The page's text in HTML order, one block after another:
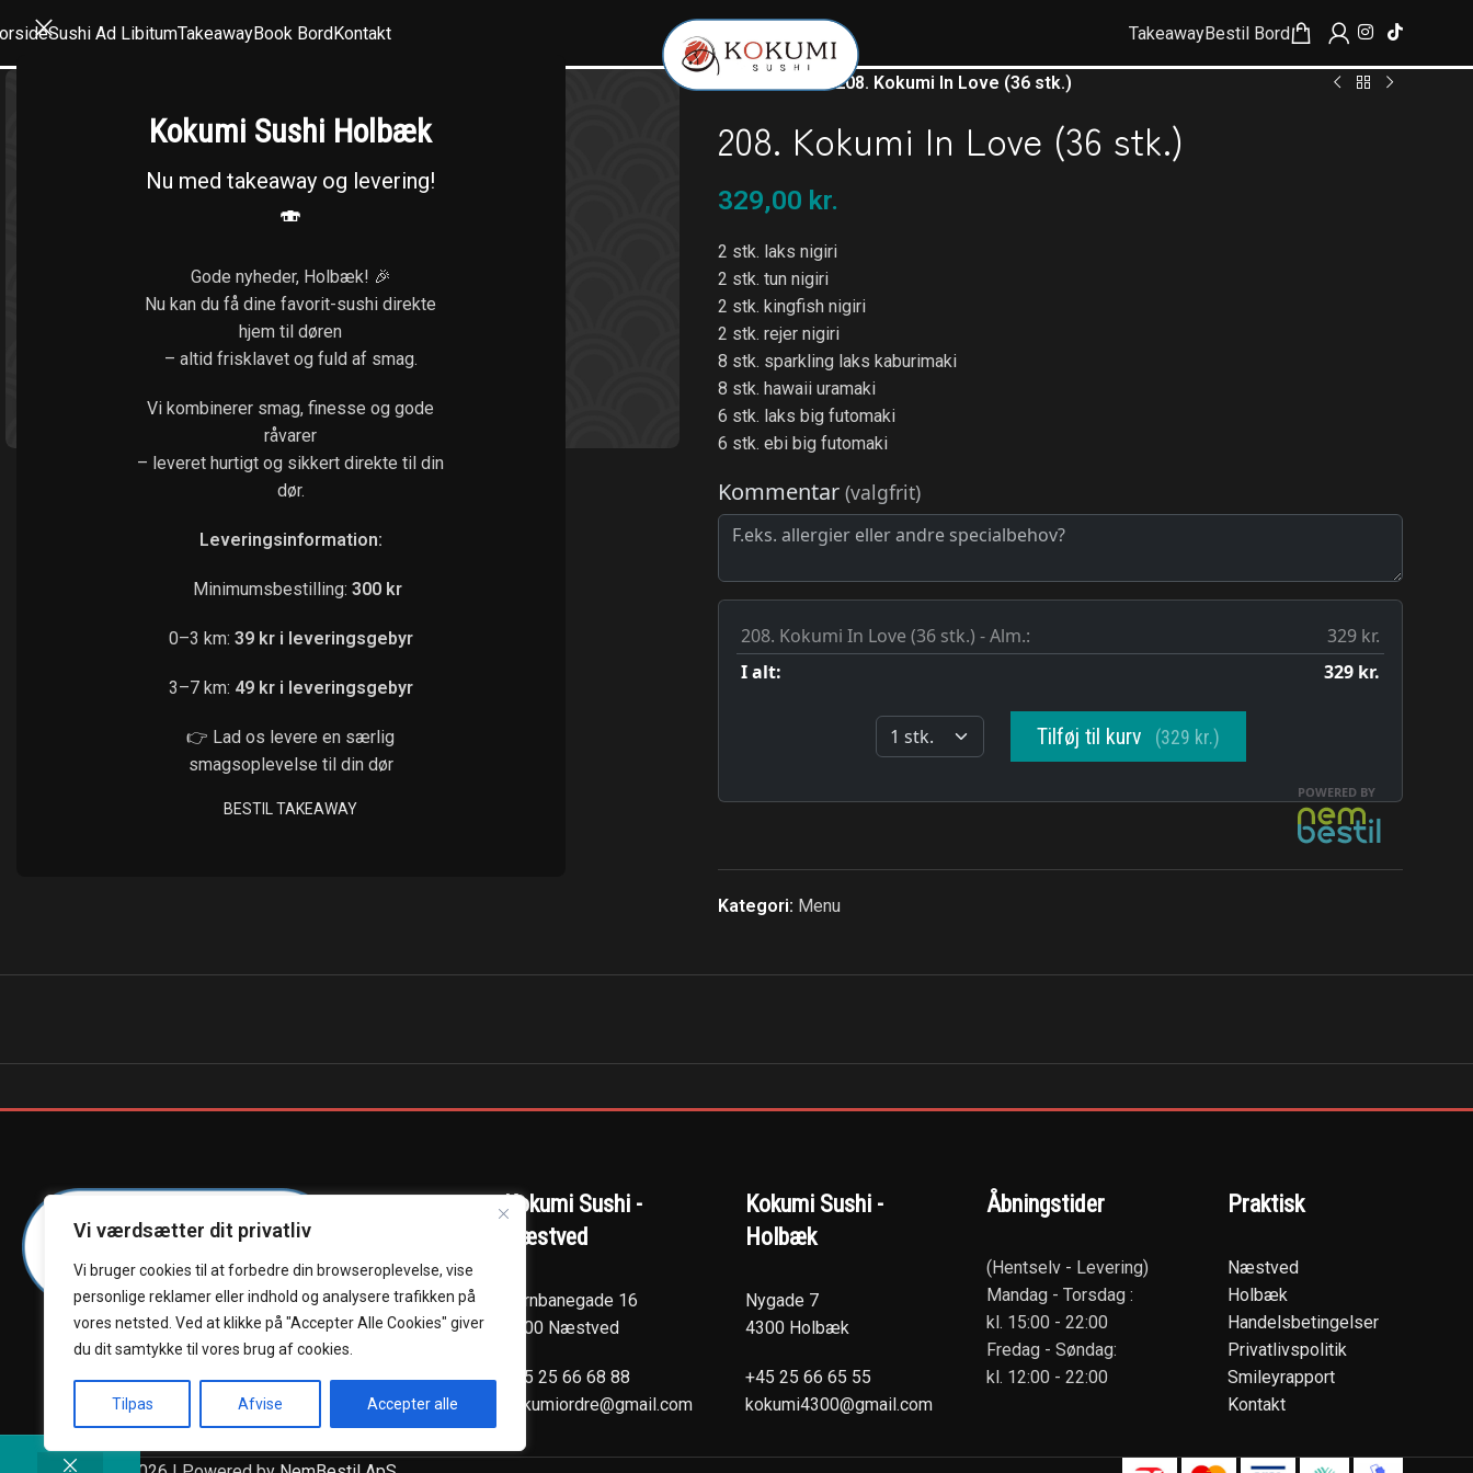
Kokumi Sushi Holbæk
Nu med takeaway og levering!
🍣
Gode nyheder, Holbæk! 🎉
Nu kan du få dine favorit-sushi direkte
hjem til døren
– altid frisklavet og fuld af smag.
Vi kombinerer smag, finesse og gode
råvarer
– leveret hurtigt og sikkert direkte til din
dør.
Leveringsinformation:
Minimumsbestilling: 300 kr
0–3 km: 39 kr i leveringsgebyr
3–7 km: 49 kr i leveringsgebyr
👉 Lad os levere en særlig
smagsoplevelse til din dør
BESTIL TAKEAWAY
Vi værdsætter dit privatliv
Vi bruger cookies til at forbedre din browseroplevelse, vise
personlige reklamer eller indhold og analysere trafikken på
vores netsted. Ved at klikke på "Accepter Alle Cookies" giver
du dit samtykke til vores brug af cookies.
Tilpas Afvise Accepter alle
.
Sushi Ad LibitumTakeawayBook BordKontakt TakeawayBestil Bord
Klik for at forstørre
Forside /208. Kokumi In Love (36 stk.)
208. Kokumi In Love (36 stk.)
329,00 kr.
2 stk. laks nigiri
2 stk. tun nigiri
2 stk. kingfish nigiri
2 stk. rejer nigiri
8 stk. sparkling laks kaburimaki
8 stk. hawaii uramaki
6 stk. laks big futomaki
6 stk. ebi big futomaki
Kategori: Menu
Kokumi Sushi -
Næstved
Jernbanegade 16
4700 Næstved
+45 25 66 68 88
kokumiordre@gmail.com
Kokumi Sushi -
Holbæk
Nygade 7
4300 Holbæk
+45 25 66 65 55
kokumi4300@gmail.com
Åbningstider
(Hentselv - Levering)
Mandag - Torsdag :
kl. 15:00 - 22:00
Fredag - Søndag:
kl. 12:00 - 22:00
Praktisk
Næstved
Holbæk
Handelsbetingelser
Privatlivspolitik
Smileyrapport
Kontakt